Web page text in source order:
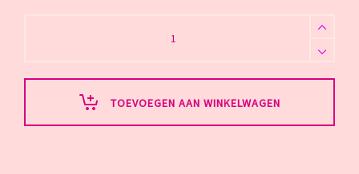
TOEVOEGEN AAN WINKELWAGEN